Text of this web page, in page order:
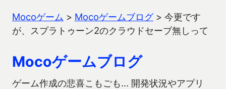
Mocoゲーム > Mocoゲームブログ> 今更です
が、スプラトゥーン2のクラウドセーブ無しって
Mocoゲームブログ
ゲーム作成の悲喜こもごも… 開発状況やアプリ